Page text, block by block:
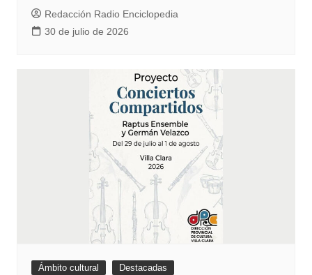
Redacción Radio Enciclopedia
30 de julio de 2026
Ámbito cultural Destacadas